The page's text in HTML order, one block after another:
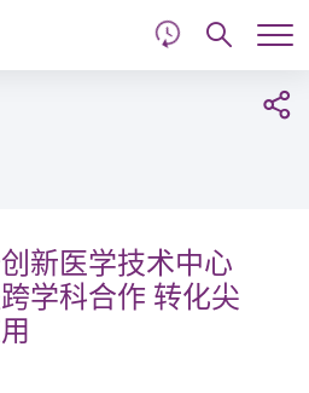
新医学技术中心
学科合作 转化尖